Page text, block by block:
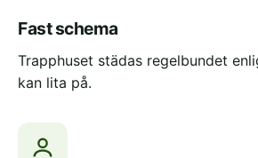
Fast schema
Trapphuset städas regelbundet
kan lita på.